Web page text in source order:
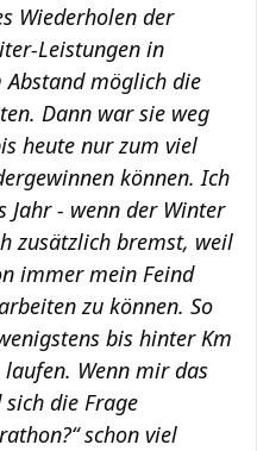
Wiederholen der
Leistungen in
möglich die
Dann war sie weg
heute nur zum viel
können. Ich
Jahr - wenn der Winter
zusätzlich bremst, weil
immer mein Feind
zu können. So
bis hinter Km
Wenn mir das
die Frage
schon viel